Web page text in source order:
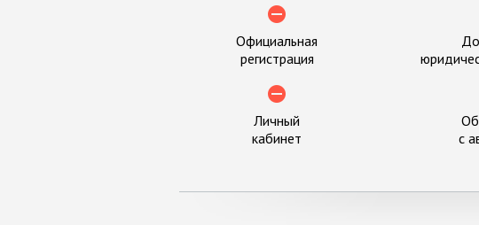
Официальная
регистрация
Личный
кабинет
с